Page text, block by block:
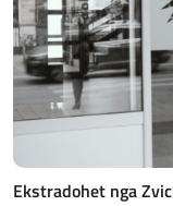
Ekstradohet nga